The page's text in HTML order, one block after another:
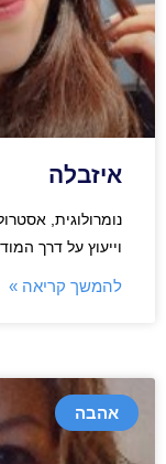
איזבלה
נומרולוגית,
וייעוץ על דרך
להמשך קריאה »
אהבה